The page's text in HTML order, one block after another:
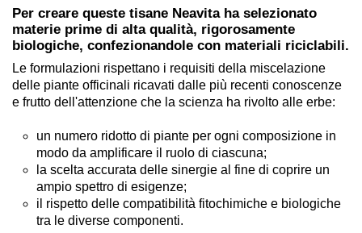
Per creare queste tisane Neavitaha selezionato
materie prime di alta qualità, rigorosamente
biologiche, confezionandole con materiali riciclabili.
Le formulazioni rispettano i requisiti della miscelazione
delle piante officinali ricavati dalle più recenti conoscenze
e frutto dell'attenzione che la scienza ha rivolto alle erbe:
un numero ridotto di piante per ogni composizione in
modo da amplificare il ruolo di ciascuna;
la scelta accurata delle sinergie al fine di coprire un
ampio spettro di esigenze;
il rispetto delle compatibilità fitochimiche e biologiche
tra le diverse componenti.